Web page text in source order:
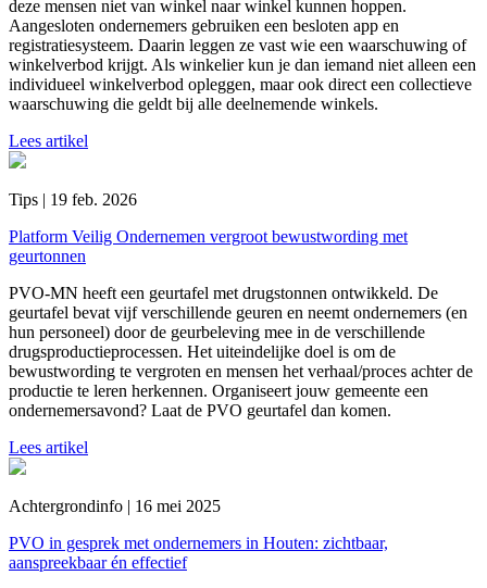
deze mensen niet van winkel naar winkel kunnen hoppen.
Aangesloten ondernemers gebruiken een besloten app en
registratiesysteem. Daarin leggen ze vast wie een waarschuwing of
winkelverbod krijgt. Als winkelier kun je dan iemand niet alleen een
individueel winkelverbod opleggen, maar ook direct een collectieve
waarschuwing die geldt bij alle deelnemende winkels.
Lees artikel
Tips | 19 feb. 2026
Platform Veilig Ondernemen vergroot bewustwording met
geurtonnen
PVO-MN heeft een geurtafel met drugstonnen ontwikkeld. De
geurtafel bevat vijf verschillende geuren en neemt ondernemers (en
hun personeel) door de geurbeleving mee in de verschillende
drugsproductieprocessen. Het uiteindelijke doel is om de
bewustwording te vergroten en mensen het verhaal/proces achter de
productie te leren herkennen. Organiseert jouw gemeente een
ondernemersavond? Laat de PVO geurtafel dan komen.
Lees artikel
Achtergrondinfo | 16 mei 2025
PVO in gesprek met ondernemers in Houten: zichtbaar,
aanspreekbaar én effectief